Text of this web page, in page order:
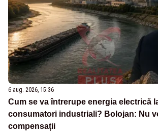
6 aug. 2026, 15:36
Cum se va întrerupe energia electrică
consumatori industriali? Bolojan: Nu
compensații